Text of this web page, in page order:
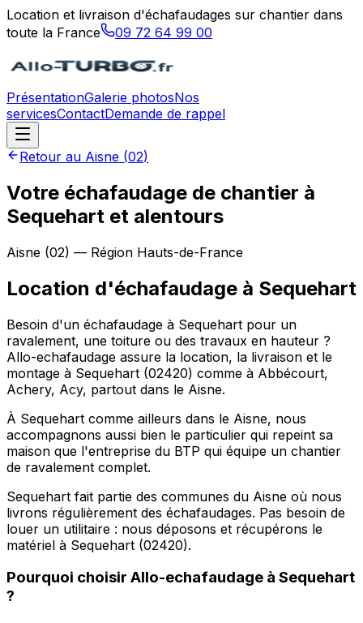
Location et livraison d'échafaudages sur chantier dans
toute la France
09 72 64 99 00
PrésentationGalerie photosNos
servicesContactDemande de rappel
Retour au Aisne (02)
Votre échafaudage de chantier à
Sequehart et alentours
Aisne (02) — Région Hauts-de-France
Location d'échafaudage à Sequehart
Besoin d'un échafaudage à Sequehart pour un
ravalement, une toiture ou des travaux en hauteur ?
Allo-echafaudage assure la location, la livraison et le
montage à Sequehart (02420) comme à Abbécourt,
Achery, Acy, partout dans le Aisne.
À Sequehart comme ailleurs dans le Aisne, nous
accompagnons aussi bien le particulier qui repeint sa
maison que l'entreprise du BTP qui équipe un chantier
de ravalement complet.
Sequehart fait partie des communes du Aisne où nous
livrons régulièrement des échafaudages. Pas besoin de
louer un utilitaire : nous déposons et récupérons le
matériel à Sequehart (02420).
Pourquoi choisir Allo-echafaudage à Sequehart
?